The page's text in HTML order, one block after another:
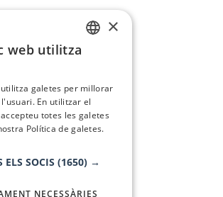
×
web utilitza
galetes per millorar
En utilitzar el
totes les galetes
Política de galetes.
ELS SOCIS (1650) →
NECESSÀRIES